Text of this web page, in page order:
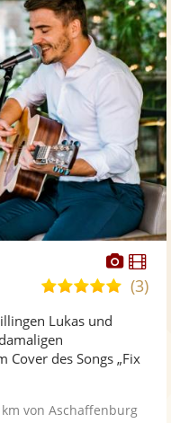
5,0
Sternen
(3)
Lukas und
des Songs „Fix
km von Aschaffenburg